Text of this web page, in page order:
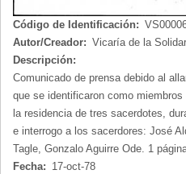
Código de Identificación:
Autor/Creador: Vicaría de la
Descripción:
Comunicado de prensa debido al
que se identificaron como
la residencia de tres sacerdotes,
e interrogo a los sacerdores: José
Tagle, Gonzalo Aguirre Ode. 1
Fecha: 17-oct-78